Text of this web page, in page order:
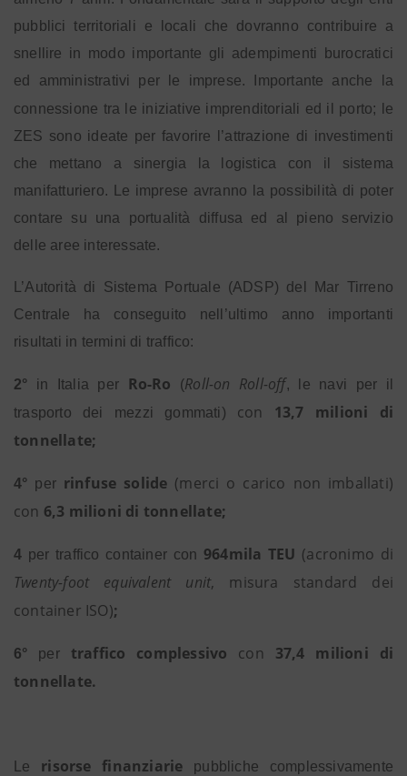
pubblici territoriali e locali che dovranno contribuire a
snellire in modo importante gli adempimenti burocratici
ed amministrativi per le imprese. Importante anche la
connessione tra le iniziative imprenditoriali ed il porto; le
ZES sono ideate per favorire l’attrazione di investimenti
che mettano a sinergia la logistica con il sistema
manifatturiero. Le imprese avranno la possibilità di poter
contare su una portualità diffusa ed al pieno servizio
delle aree interessate.
L’Autorità di Sistema Portuale (ADSP) del Mar Tirreno
Centrale ha conseguito nell’ultimo anno importanti
risultati in termini di traffico:
2° in Italia per Ro-Ro (Roll-on Roll-off, le navi per il
trasporto dei mezzi gommati)
con
13,7 milioni di
tonnellate;
4° per rinfuse solide (merci o carico non imballati)
con 6,3 milioni di tonnellate;
4 per traffico container con 964mila TEU (acronimo di
Twenty-foot equivalent unit, misura standard dei
container ISO);
6° per traffico complessivo con 37,4 milioni di
tonnellate.
Le risorse finanziarie pubbliche complessivamente